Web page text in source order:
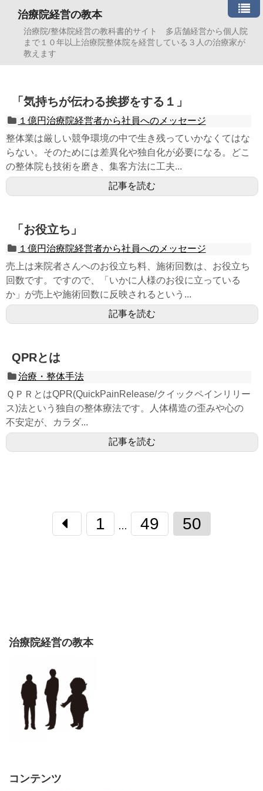
治療院経営の教本
治療院/整体院経営の教科書的サイト 多店舗経営から個人院
まで１０年以上治療院整体院を経営している３人の治療家が
教えます
「気持ちが伝わる挨拶をする１」
１億円治療院経営者から社員へのメッセージ
整体業は厳しい競争環境の中で生き残っていかなくてはな
らない。そのためには差異化や独自化が必要になる。どこ
の整体院も技術を磨き、集客方法に工夫...
記事を読む
「お役立ち」
１億円治療院経営者から社員へのメッセージ
売上は来院者さんへのお役立ち料、施術回数は、お役立ち
回数です。ですので、「いかに人様のお役に立っている
か」が売上や施術回数に反映されるという...
記事を読む
QPRとは
治療・整体手法
ＱＰＲとはQPR(QuickPainRelease/クイックペインリリー
ス)法という独自の整体療法です。人体構造の歪みや心の
不安定が、カラダ...
記事を読む
1 … 49 50
治療院経営の教本
コンテンツ